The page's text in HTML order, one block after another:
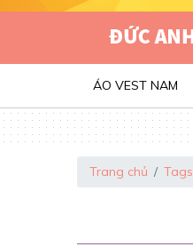
ÁO VEST NAM
Trang chủ Tags